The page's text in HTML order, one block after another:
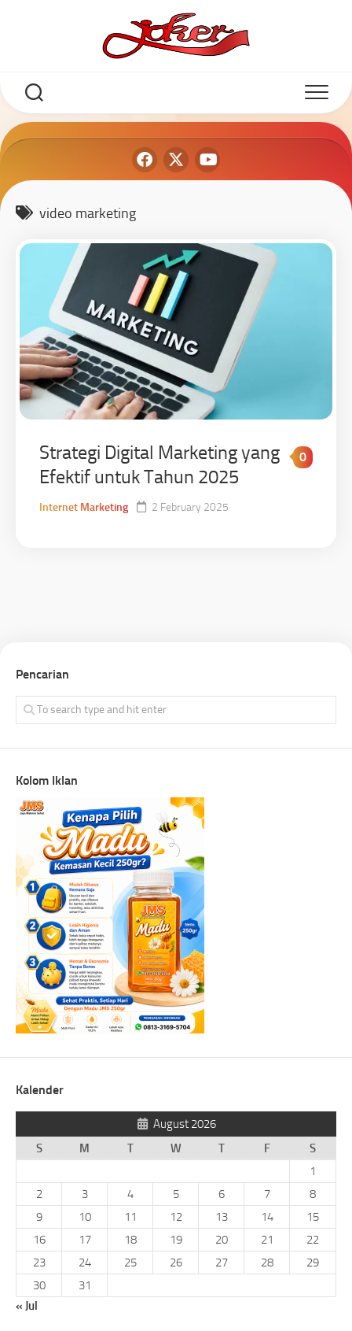
video marketing
Strategi Digital Marketing yang
Efektif untuk Tahun 2025
0
Internet Marketing 2 February 2025
Pencarian
Kolom Iklan
Kalender
August 2026
S
M T W T F
S
1
2
3 4 5 6 7
8
9
10 11 12 13 14
15
16
17 18 19 20 21
22
23
24 25 26 27 28
29
30
31
« Jul